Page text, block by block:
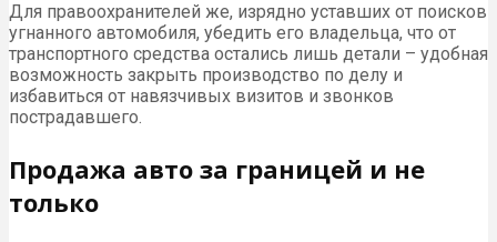
Для правоохранителей же, изрядно уставших от поисков
угнанного автомобиля, убедить его владельца, что от
транспортного средства остались лишь детали – удобная
возможность закрыть производство по делу и
избавиться от навязчивых визитов и звонков
пострадавшего.
Продажа авто за границей и не
только